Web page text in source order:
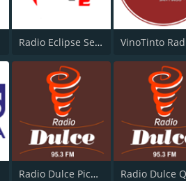
Radio Eclipse Señal 2 VinoTinto
Radio Dulce Pichidangui